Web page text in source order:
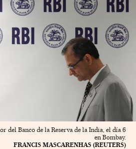
del Banco de la Reserva de la India, el día 6
en Bombay.
FRANCIS MASCARENHAS (REUTERS)